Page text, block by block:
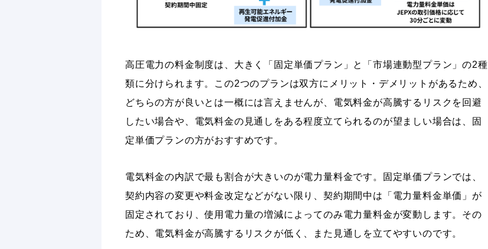
高圧電力の料金制度は、大きく「固定単価プラン」と「市場連動型プラン」の2種
類に分けられます。この2つのプランは双方にメリット・デメリットがあるため、
どちらの方が良いとは一概には言えませんが、電気料金が高騰するリスクを回避
したい場合や、電気料金の見通しをある程度立てられるのが望ましい場合は、固
定単価プランの方がおすすめです。
電気料金の内訳で最も割合が大きいのが電力量料金です。固定単価プランでは、
契約内容の変更や料金改定などがない限り、契約期間中は「電力量料金単価」が
固定されており、使用電力量の増減によってのみ電力量料金が変動します。その
ため、電気料金が高騰するリスクが低く、また見通しを立てやすいのです。